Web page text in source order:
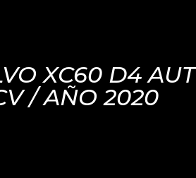
XC60 D4 AUT
/ AÑO 2020